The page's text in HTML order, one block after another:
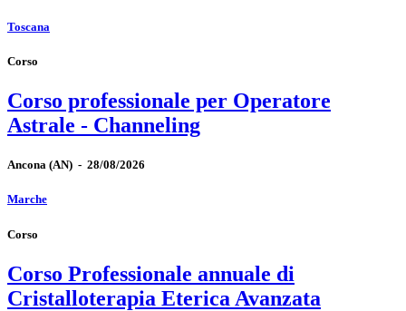
Toscana
Corso
Corso professionale per Operatore
Astrale - Channeling
Ancona (AN) - 28/08/2026
Marche
Corso
Corso Professionale annuale di
Cristalloterapia Eterica Avanzata